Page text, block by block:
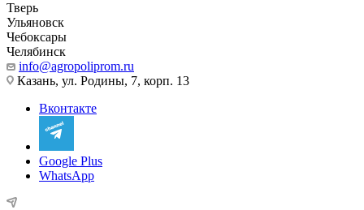
Тверь
Ульяновск
Чебоксары
Челябинск
info@agropoliprom.ru
Казань, ул. Родины, 7, корп. 13
Вконтакте
Google Plus
WhatsApp